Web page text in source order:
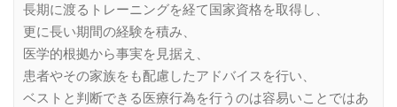
長期に渡るトレーニングを経て国家資格を取得し、
更に長い期間の経験を積み、
医学的根拠から事実を見据え、
患者やその家族をも配慮したアドバイスを行い、
ベストと判断できる医療行為を行うのは容易いことではあ